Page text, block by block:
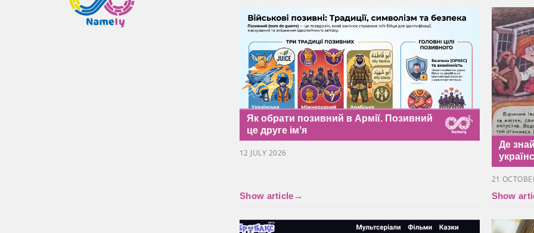
Як обрати позивний в Армії. Позивний
це друге імʼя
12 JULY 2026
Show article →
Де
21
Show